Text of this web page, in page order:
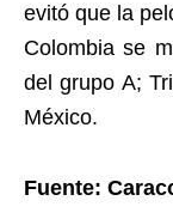
evitó que la
Colombia se
del grupo A;
México.
Fuente: